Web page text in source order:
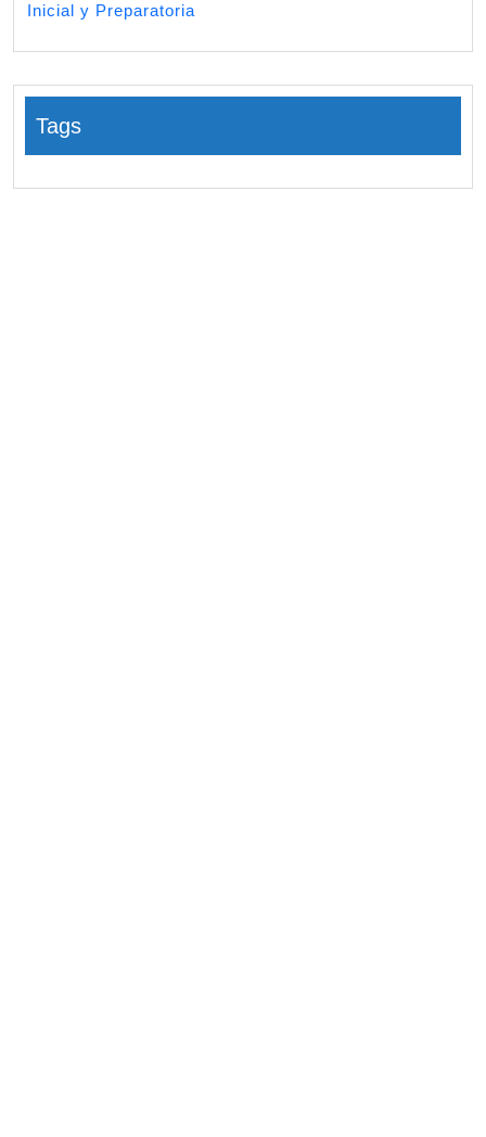
Inicial y Preparatoria
Tags